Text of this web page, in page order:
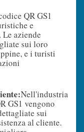
QR GS1
e
aziende
sui loro
e i turisti
Nell'industria
GS1 vengono
sui
al cliente.